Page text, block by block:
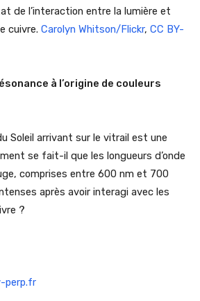
de l’interaction entre la lumière et
cuivre. Carolyn Whitson/Flickr, CC BY-
à l’origine de couleurs
Soleil arrivant sur le vitrail est une
se fait-il que les longueurs d’onde
comprises entre 600 nm et 700
après avoir interagi avec les
?
perp.fr